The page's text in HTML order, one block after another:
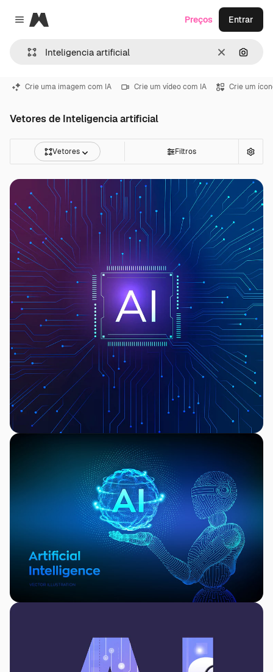
Close menu
Magnific
Limpar
Preços Entrar
Crie uma imagem com IA Crie um vídeo com IA Crie um
Vetores de Inteligencia artificial
Vetores Filtros